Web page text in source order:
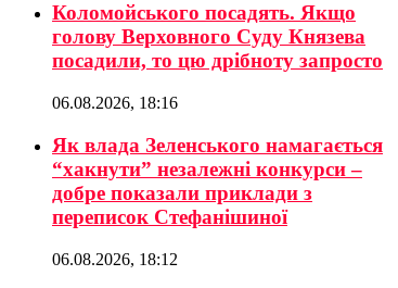
Коломойського посадять. Якщо
голову Верховного Суду Князева
посадили, то цю дрібноту запросто
06.08.2026, 18:16
Як влада Зеленського намагається
“хакнути” незалежні конкурси –
добре показали приклади з
переписок Стефанішиної
06.08.2026, 18:12